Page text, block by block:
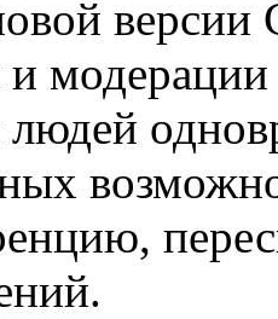
версии
и
людей